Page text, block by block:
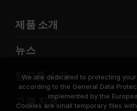
제품 소개
뉴스
팀그룹 소개
고객 지원
We are dedicated to protecting
according to the General Data
implemented by the
Cookies are small temporary files